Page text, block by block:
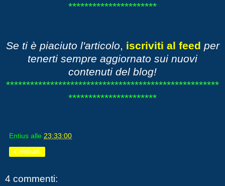
**********************
Se ti è piaciuto l'articolo, iscriviti al feed per
tenerti sempre aggiornato sui nuovi
contenuti del blog!
*****************************************************
**********************
Entius alle 23:33:00
Condividi
4 commenti: